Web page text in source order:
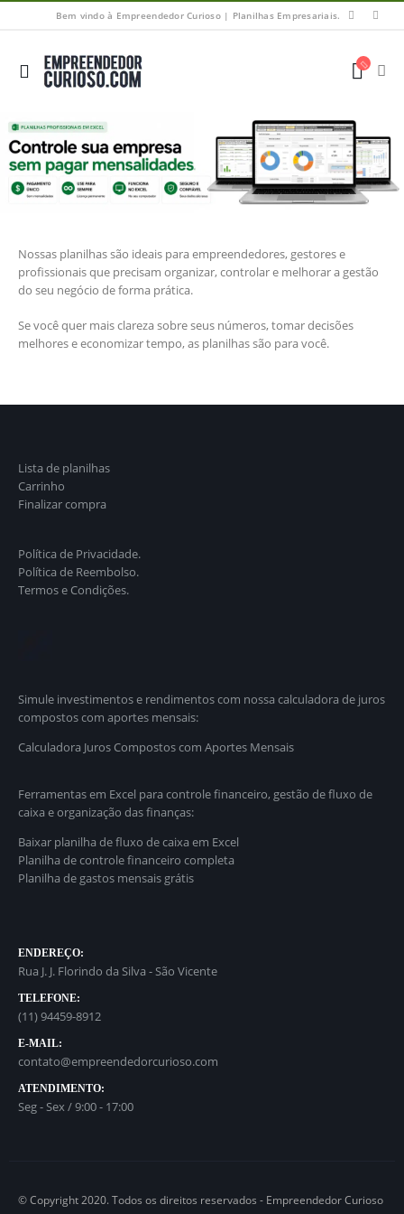
Bem vindo à Empreendedor Curioso | Planilhas Empresariais.
Nossas planilhas são ideais para empreendedores, gestores e
profissionais que precisam organizar, controlar e melhorar a gestão
do seu negócio de forma prática.
Se você quer mais clareza sobre seus números, tomar decisões
melhores e economizar tempo, as planilhas são para você.
Lista de planilhas
Carrinho
Finalizar compra
Política de Privacidade.
Política de Reembolso.
Termos e Condições.
Simule investimentos e rendimentos com nossa calculadora de juros
compostos com aportes mensais:
Calculadora Juros Compostos com Aportes Mensais
Ferramentas em Excel para controle financeiro, gestão de fluxo de
caixa e organização das finanças:
Baixar planilha de fluxo de caixa em Excel
Planilha de controle financeiro completa
Planilha de gastos mensais grátis
ENDEREÇO:
Rua J. J. Florindo da Silva - São Vicente
TELEFONE:
(11) 94459-8912
E-MAIL:
contato@empreendedorcurioso.com
ATENDIMENTO:
Seg - Sex / 9:00 - 17:00
© Copyright 2020. Todos os direitos reservados - Empreendedor Curioso